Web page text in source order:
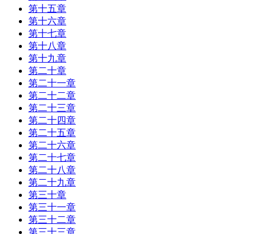
第十五章
第十六章
第十七章
第十八章
第十九章
第二十章
第二十一章
第二十二章
第二十三章
第二十四章
第二十五章
第二十六章
第二十七章
第二十八章
第二十九章
第三十章
第三十一章
第三十二章
第三十三章